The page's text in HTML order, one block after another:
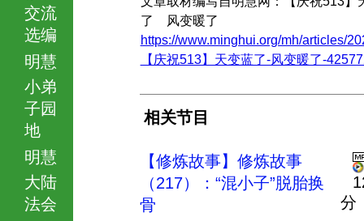
交流
选编
明慧
小弟
子园
地
明慧
大陆
法会
了 风变暖了
https://www.minghui.org/mh/articles/
【庆祝513】天变蓝了-风变暖了-
相关节目
【修炼故事】修炼故事
（217）：“混小子”脱胎换
骨
分